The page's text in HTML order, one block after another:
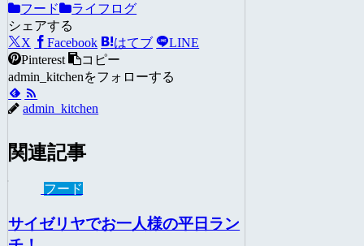
フード
ライフログ
シェアする
X
Facebook はてブ
LINE
Pinterest
コピー
admin_kitchenをフォローする
admin_kitchen
関連記事
フード
サイゼリヤでお一人様の平日ラン